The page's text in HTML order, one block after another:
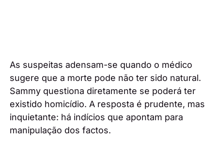
As suspeitas adensam-se quando o médico
sugere que a morte pode não ter sido natural.
Sammy questiona diretamente se poderá ter
existido homicídio. A resposta é prudente, mas
inquietante: há indícios que apontam para
manipulação dos factos.